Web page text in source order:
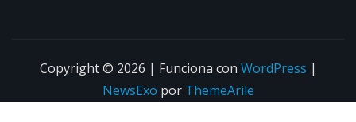
Copyright © 2026 | Funciona con WordPress |
NewsExo por ThemeArile